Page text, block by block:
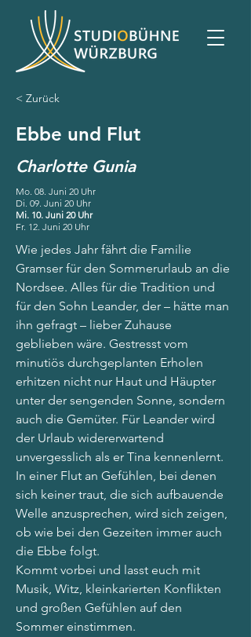
< Zurück
Ebbe und Flut
Charlotte Gunia
Mo. 08. Juni 20 Uhr
Di. 09. Juni 20 Uhr
Mi. 10. Juni 20 Uhr
Fr. 12. Juni 20 Uhr
Wie jedes Jahr fährt die Familie
Gramser für den Sommerurlaub an die
Nordsee. Alles für die Tradition und
für den Sohn Leander, der – hätte man
ihn gefragt – lieber Zuhause
geblieben wäre. Gestresst vom
minutiös durchgeplanten Erholen
erhitzen nicht nur Haut und Häupter
unter der sengenden Sonne, sondern
auch die Gemüter. Für Leander wird
der Urlaub widererwartend
unvergesslich als er Tina kennenlernt.
In einer Flut an Gefühlen, bei denen
sich keiner traut, die sich aufbauende
Welle anzusprechen, wird sich zeigen,
ob wie bei den Gezeiten immer auch
die Ebbe folgt.
Kommt vorbei und lasst euch mit
Musik, Witz, kleinkarierten Konflikten
und großen Gefühlen auf den
Sommer einstimmen.